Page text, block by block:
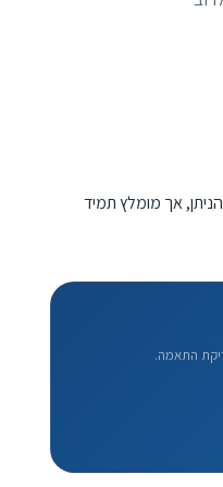
אך מומלץ תמיד
התאמה.